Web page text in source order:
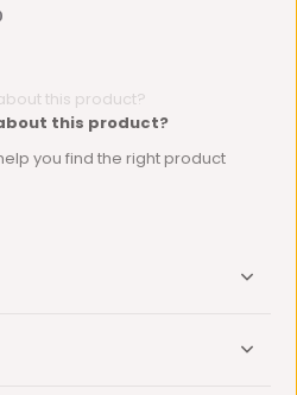
this product?
you find the right product